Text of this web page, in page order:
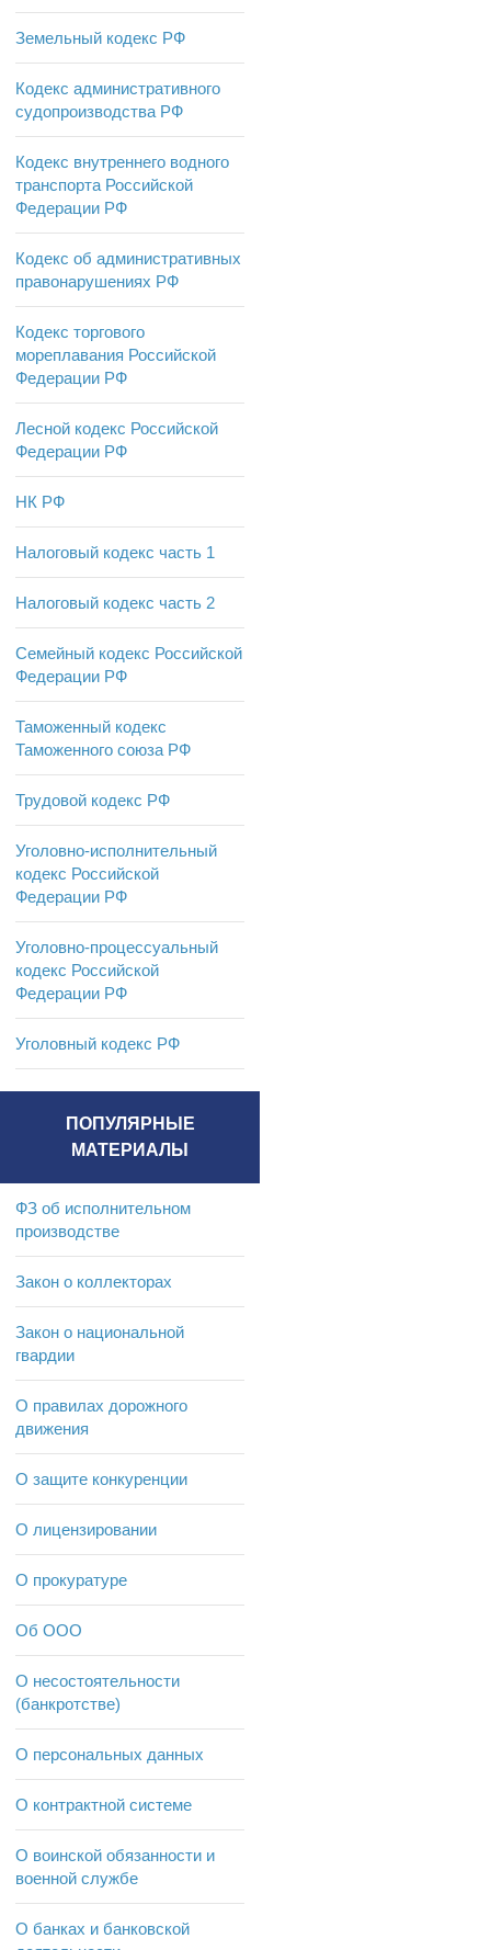
Земельный кодекс РФ
Кодекс административного
судопроизводства РФ
Кодекс внутреннего водного
транспорта Российской
Федерации РФ
Кодекс об административных
правонарушениях РФ
Кодекс торгового
мореплавания Российской
Федерации РФ
Лесной кодекс Российской
Федерации РФ
НК РФ
Налоговый кодекс часть 1
Налоговый кодекс часть 2
Семейный кодекс Российской
Федерации РФ
Таможенный кодекс
Таможенного союза РФ
Трудовой кодекс РФ
Уголовно-исполнительный
кодекс Российской
Федерации РФ
Уголовно-процессуальный
кодекс Российской
Федерации РФ
Уголовный кодекс РФ
ПОПУЛЯРНЫЕ
МАТЕРИАЛЫ
ФЗ об исполнительном
производстве
Закон о коллекторах
Закон о национальной
гвардии
О правилах дорожного
движения
О защите конкуренции
О лицензировании
О прокуратуре
Об ООО
О несостоятельности
(банкротстве)
О персональных данных
О контрактной системе
О воинской обязанности и
военной службе
О банках и банковской